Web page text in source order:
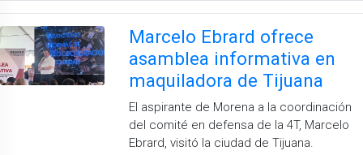
Marcelo Ebrard ofrece
asamblea informativa en
maquiladora de Tijuana
El aspirante de Morena a la coordinación
del comité en defensa de la 4T, Marcelo
Ebrard, visitó la ciudad de Tijuana.